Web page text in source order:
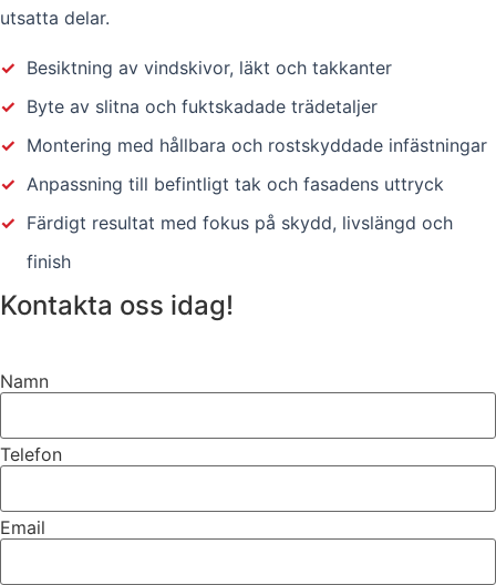
utsatta delar.
✓ Besiktning av vindskivor, läkt och takkanter
✓ Byte av slitna och fuktskadade trädetaljer
✓ Montering med hållbara och rostskyddade infästningar
✓ Anpassning till befintligt tak och fasadens uttryck
✓ Färdigt resultat med fokus på skydd, livslängd och
finish
Kontakta oss idag!
Namn
Telefon
Email